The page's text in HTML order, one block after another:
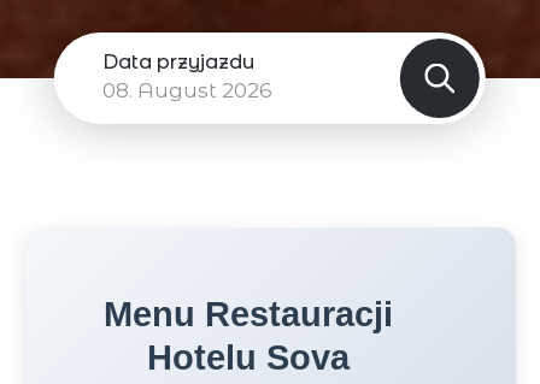
Data przyjazdu
08. August 2026
Menu Restauracji
Hotelu Sova